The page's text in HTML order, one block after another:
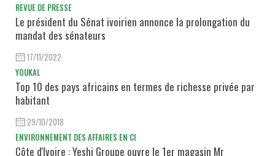
REVUE DE PRESSE
Le président du Sénat ivoirien annonce la prolongation du
mandat des sénateurs
17/11/2022
YOUKAL
Top 10 des pays africains en termes de richesse privée par
habitant
29/10/2018
ENVIRONNEMENT DES AFFAIRES EN CI
Côte d'Ivoire : Yeshi Groupe ouvre le 1er magasin Mr